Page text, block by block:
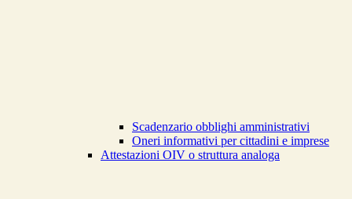
Scadenzario obblighi amministrativi
Oneri informativi per cittadini e imprese
Attestazioni OIV o struttura analoga